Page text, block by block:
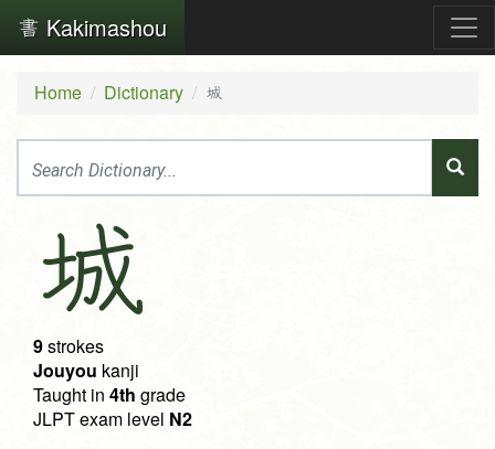
Kakimashou
Home Dictionary 城
城
9strokes
Jouyou kanji
Taught in 4th grade
JLPT exam level N2